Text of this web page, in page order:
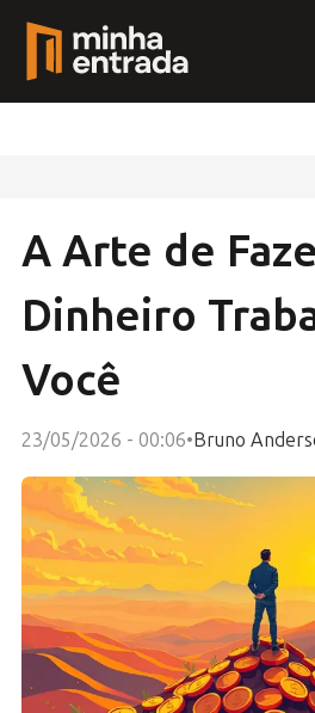
A Arte de
Dinheiro
Você
23/05/2026 - 00:06•Bruno